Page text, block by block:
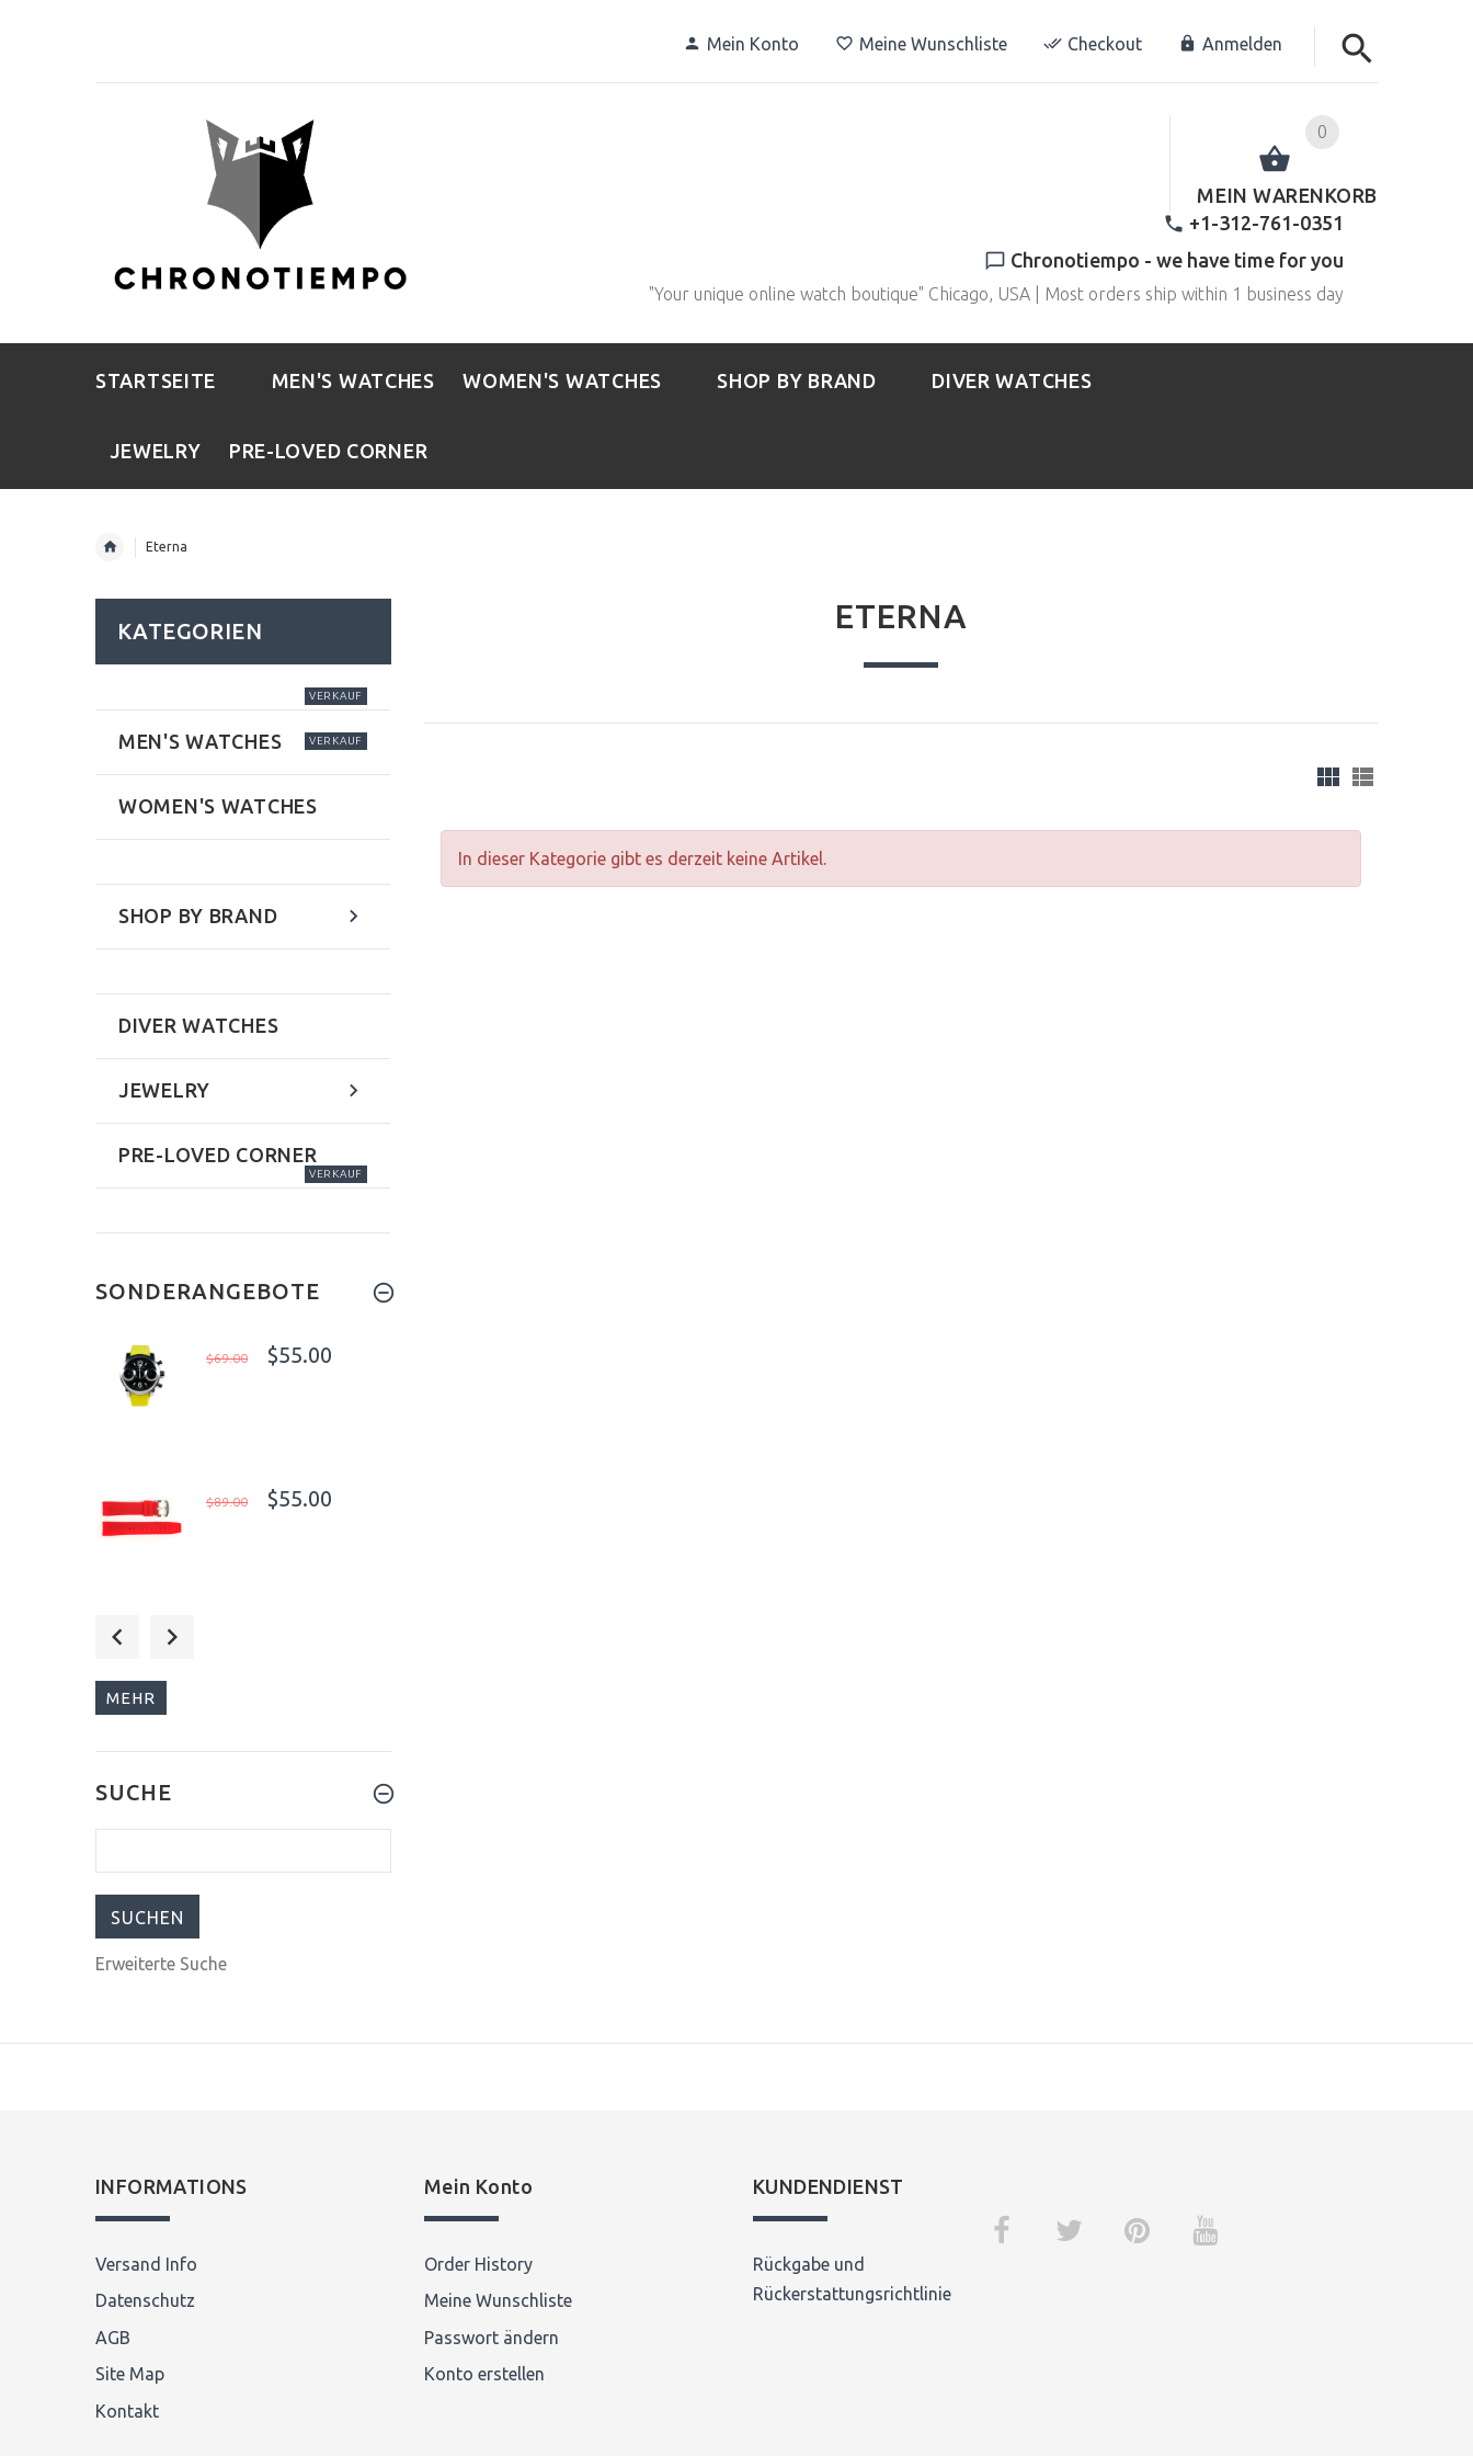
Mein Konto Meine Wunschliste Checkout Anmelden
0
MEIN WARENKORB
+1-312-761-0351
Chronotiempo - we have time for you
"Your unique online watch boutique" Chicago, USA | Most orders ship within 1 business day
STARTSEITE MEN'S WATCHES WOMEN'S WATCHES SHOP BY BRAND DIVER WATCHES
JEWELRY PRE-LOVED CORNER
Eterna
ETERNA
In dieser Kategorie gibt es derzeit keine Artikel.
KATEGORIEN
VERKAUF
MEN'S WATCHES VERKAUF
WOMEN'S WATCHES
SHOP BY BRAND
DIVER WATCHES
JEWELRY
PRE-LOVED CORNER
VERKAUF
SONDERANGEBOTE
$69.00 $55.00
$89.00 $55.00
MEHR
SUCHE
Erweiterte Suche
INFORMATIONS
Versand Info
Datenschutz
AGB
Site Map
Kontakt
Mein Konto
Order History
Meine Wunschliste
Passwort ändern
Konto erstellen
KUNDENDIENST
Rückgabe und
Rückerstattungsrichtlinie